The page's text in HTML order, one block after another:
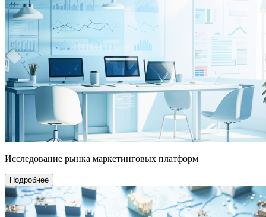
Исследование рынка маркетинговых платформ
Подробнее